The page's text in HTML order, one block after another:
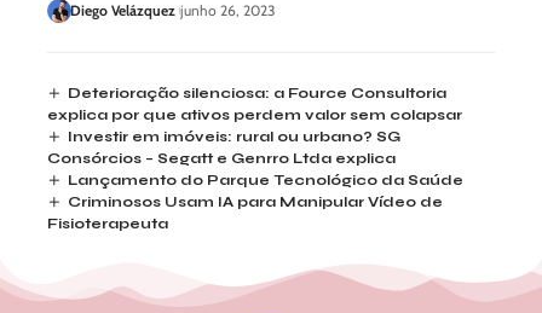
Diego Velázquez junho 26, 2023
Deterioração silenciosa: a Fource Consultoria
explica por que ativos perdem valor sem colapsar
Investir em imóveis: rural ou urbano? SG
Consórcios – Segatt e Genrro Ltda explica
Lançamento do Parque Tecnológico da Saúde
Criminosos Usam IA para Manipular Vídeo de
Fisioterapeuta